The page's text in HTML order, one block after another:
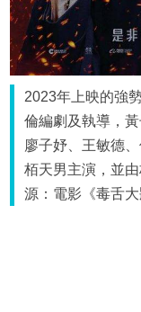
2023年上映的強
倫編劇及執導，
廖子妤、王敏德
栢天男主演，並
源：電影《毒舌大